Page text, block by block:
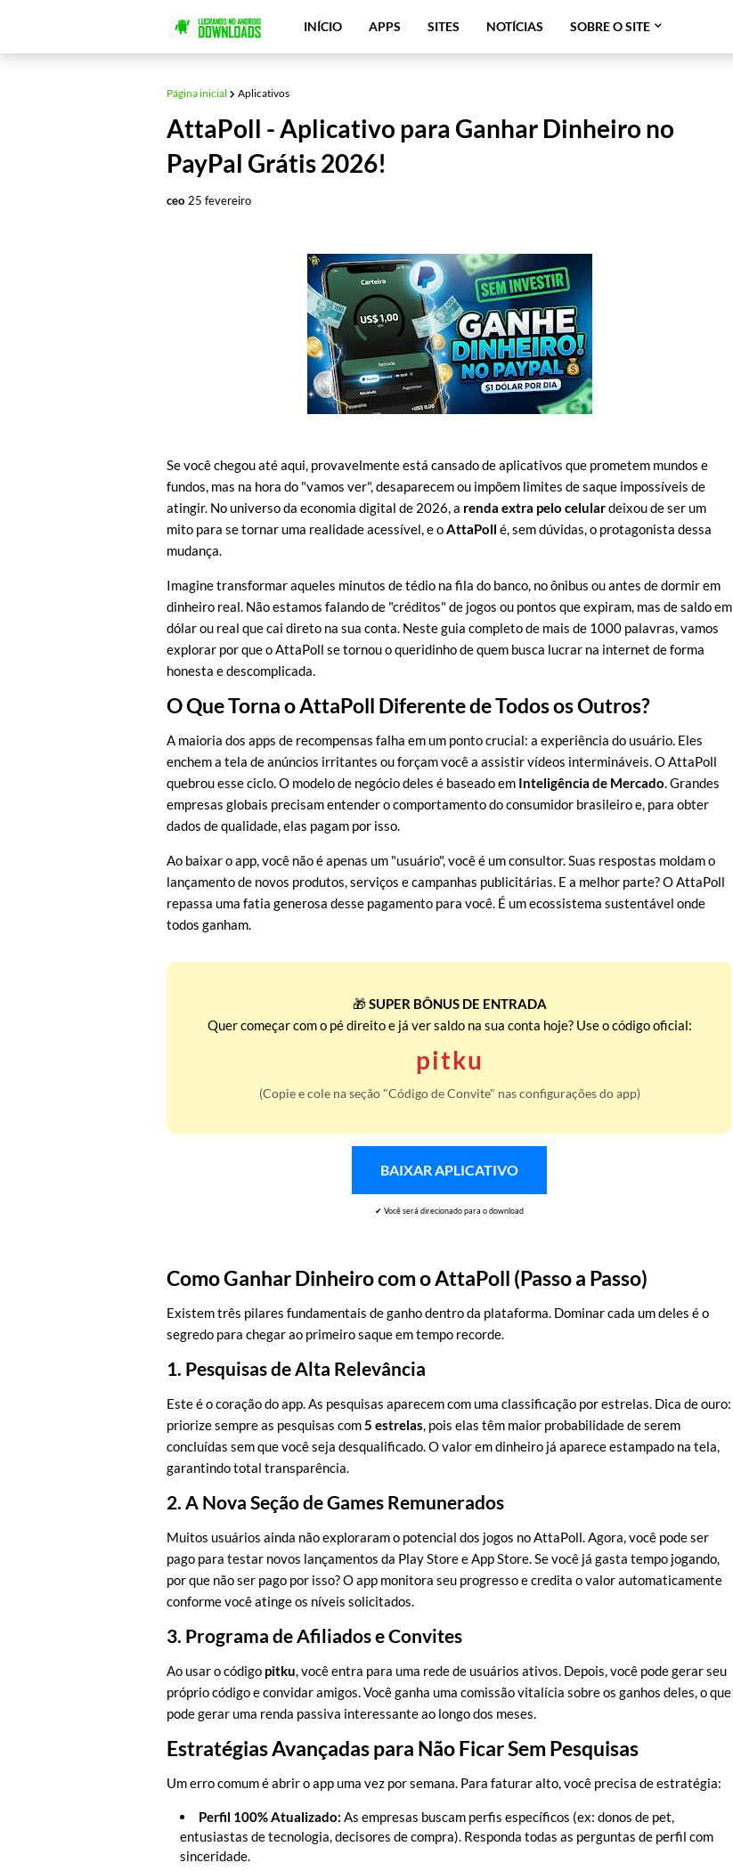
INÍCIO APPS SITES NOTÍCIAS SOBRE O SITE
Página inicial Aplicativos
AttaPoll - Aplicativo para Ganhar Dinheiro no
PayPal Grátis 2026!
ceo 25 fevereiro
Se você chegou até aqui, provavelmente está cansado de aplicativos que prometem mundos e
fundos, mas na hora do "vamos ver", desaparecem ou impõem limites de saque impossíveis de
atingir. No universo da economia digital de 2026, a renda extra pelo celulardeixou de ser um
mito para se tornar uma realidade acessível, e oAttaPoll é, sem dúvidas, o protagonista dessa
mudança.
Imagine transformar aqueles minutos de tédio na fila do banco, no ônibus ou antes de dormir em
dinheiro real. Não estamos falando de "créditos" de jogos ou pontos que expiram, mas de saldo em
dólar ou real que cai direto na sua conta. Neste guia completo de mais de 1000 palavras, vamos
explorar por que o AttaPoll se tornou o queridinho de quem busca lucrar na internet de forma
honesta e descomplicada.
O Que Torna o AttaPoll Diferente de Todos os Outros?
A maioria dos apps de recompensas falha em um ponto crucial: a experiência do usuário. Eles
enchem a tela de anúncios irritantes ou forçam você a assistir vídeos intermináveis. O AttaPoll
quebrou esse ciclo. O modelo de negócio deles é baseado em Inteligência de Mercado. Grandes
empresas globais precisam entender o comportamento do consumidor brasileiro e, para obter
dados de qualidade, elas pagam por isso.
Ao baixar o app, você não é apenas um "usuário", você é um consultor. Suas respostas moldam o
lançamento de novos produtos, serviços e campanhas publicitárias. E a melhor parte? O AttaPoll
repassa uma fatia generosa desse pagamento para você. É um ecossistema sustentável onde
todos ganham.
🎁 SUPER BÔNUS DE ENTRADA
Quer começar com o pé direito e já ver saldo na sua conta hoje? Use o código oficial:
pitku
(Copie e cole na seção "Código de Convite" nas configurações do app)
BAIXAR APLICATIVO
✔ Você será direcionado para o download
Como Ganhar Dinheiro com o AttaPoll (Passo a Passo)
Existem três pilares fundamentais de ganho dentro da plataforma. Dominar cada um deles é o
segredo para chegar ao primeiro saque em tempo recorde.
1. Pesquisas de Alta Relevância
Este é o coração do app. As pesquisas aparecem com uma classificação por estrelas. Dica de ouro:
priorize sempre as pesquisas com5 estrelas, pois elas têm maior probabilidade de serem
concluídas sem que você seja desqualificado. O valor em dinheiro já aparece estampado na tela,
garantindo total transparência.
2. A Nova Seção de Games Remunerados
Muitos usuários ainda não exploraram o potencial dos jogos no AttaPoll. Agora, você pode ser
pago para testar novos lançamentos da Play Store e App Store. Se você já gasta tempo jogando,
por que não ser pago por isso? O app monitora seu progresso e credita o valor automaticamente
conforme você atinge os níveis solicitados.
3. Programa de Afiliados e Convites
Ao usar o código pitku, você entra para uma rede de usuários ativos. Depois, você pode gerar seu
próprio código e convidar amigos. Você ganha uma comissão vitalícia sobre os ganhos deles, o que
pode gerar uma renda passiva interessante ao longo dos meses.
Estratégias Avançadas para Não Ficar Sem Pesquisas
Um erro comum é abrir o app uma vez por semana. Para faturar alto, você precisa de estratégia:
Perfil 100% Atualizado: As empresas buscam perfis específicos (ex: donos de pet,
entusiastas de tecnologia, decisores de compra). Responda todas as perguntas de perfil com
sinceridade.